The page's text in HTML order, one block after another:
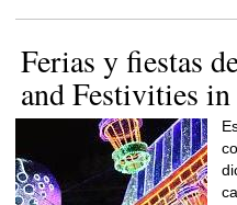
Ferias y fiestas
and Festivities